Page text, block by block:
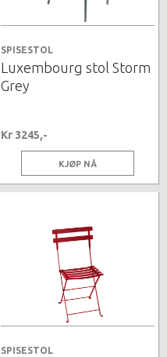
SPISESTOL
Luxembourg stol Storm
Grey
Kr 3245,-
KJØP NÅ
SPISESTOL